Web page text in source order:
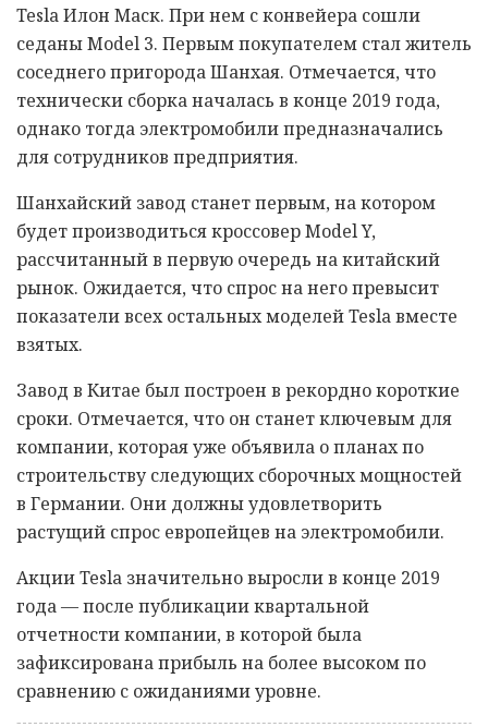
Tesla Илон Маск. При нем с конвейера сошли
седаны Model 3. Первым покупателем стал житель
соседнего пригорода Шанхая. Отмечается, что
технически сборка началась в конце 2019 года,
однако тогда электромобили предназначались
для сотрудников предприятия.
Шанхайский завод станет первым, на котором
будет производиться кроссовер Model Y,
рассчитанный в первую очередь на китайский
рынок. Ожидается, что спрос на него превысит
показатели всех остальных моделей Tesla вместе
взятых.
Завод в Китае был построен в рекордно короткие
сроки. Отмечается, что он станет ключевым для
компании, которая уже объявила о планах по
строительству следующих сборочных мощностей
в Германии. Они должны удовлетворить
растущий спрос европейцев на электромобили.
Акции Tesla значительно выросли в конце 2019
года — после публикации квартальной
отчетности компании, в которой была
зафиксирована прибыль на более высоком по
сравнению с ожиданиями уровне.